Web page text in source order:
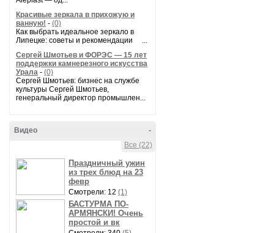
Красивые зеркала в прихожую и
ванную! - (0)
Как выбрать идеальное зеркало в
Липецке: советы и рекомендации ...
Сергей Шмотьев и ФОРЭС — 15 лет
поддержки камнерезного искусства
Урала - (0)
Сергей Шмотьев: бизнес на службе
культуры Сергей Шмотьев,
генеральный директор промышлен...
-
Видео
Все (22)
Праздничный ужин
из трех блюд на 23
февр
Смотрели: 12 (1)
БАСТУРМА ПО-
АРМЯНСКИ! Очень
простой и вк